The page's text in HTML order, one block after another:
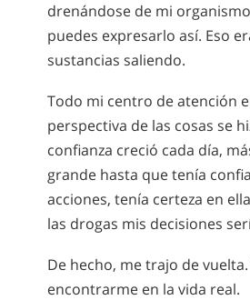
drenándose de mi
puedes expresarlo así. Eso
sustancias saliendo.
Todo mi centro de atención
perspectiva de las cosas se
confianza creció cada día,
grande hasta que tenía
acciones, tenía certeza en
las drogas mis decisiones
De hecho, me trajo de vuelta.
encontrarme en la vida real.